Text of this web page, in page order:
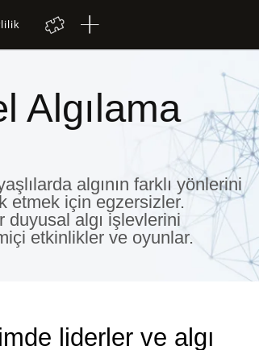
Algılama
algının farklı yönlerini
etmek için egzersizler.
duyusal algı işlevlerini
etkinlikler ve oyunlar.
liderler ve algı